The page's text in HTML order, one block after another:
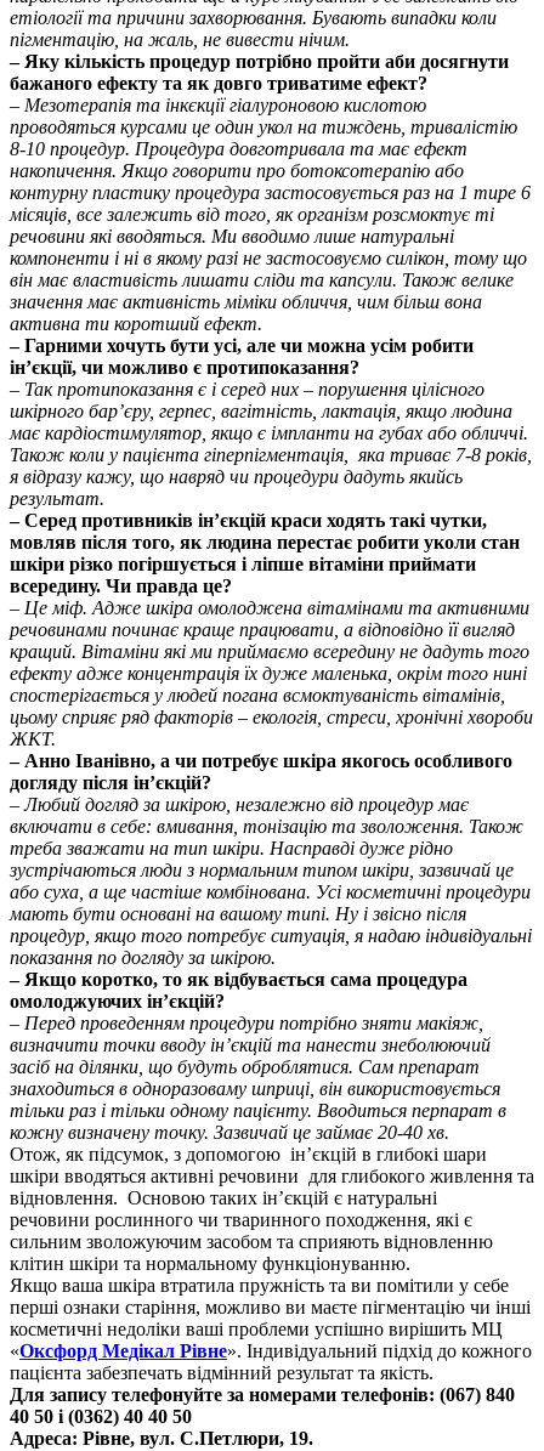
етіології та причини захворювання. Бувають випадки коли
пігментацію, на жаль, не вивести нічим.
– Яку кількість процедур потрібно пройти аби досягнути
бажаного ефекту та як довго триватиме ефект?
– Мезотерапія та інкєкції гіалуроновою кислотою
проводяться курсами це один укол на тиждень, тривалістію
8-10 процедур. Процедура довготривала та має ефект
накопичення. Якщо говорити про ботоксотерапію або
контурну пластику процедура застосовується раз на 1 тире 6
місяців, все залежить від того, як організм розсмоктує ті
речовини які вводяться. Ми вводимо лише натуральні
компоненти і ні в якому разі не застосовуємо силікон, тому що
він має властивість лишати сліди та капсули. Також велике
значення має активність міміки обличчя, чим більш вона
активна ти коротший ефект.
– Гарними хочуть бути усі, але чи можна усім робити
ін’єкції, чи можливо є протипоказання?
– Так протипоказання є і серед них – порушення цілісного
шкірного бар’єру, герпес, вагітність, лактація, якщо людина
має кардіостимулятор, якщо є імпланти на губах або обличчі.
Також коли у пацієнта гіперпігментація, яка триває 7-8 років,
я відразу кажу, що навряд чи процедури дадуть якийсь
результат.
– Серед противників ін’єкцій краси ходять такі чутки,
мовляв після того, як людина перестає робити уколи стан
шкіри різко погіршується і ліпше вітаміни приймати
всередину. Чи правда це?
– Це міф. Адже шкіра омолоджена вітамінами та активними
речовинами починає краще працювати, а відповідно її вигляд
кращий. Вітаміни які ми приймаємо всередину не дадуть того
ефекту адже концентрація їх дуже маленька, окрім того нині
спостерігається у людей погана всмоктуваність вітамінів,
цьому сприяє ряд факторів – екологія, стреси, хронічні хвороби
ЖКТ.
– Анно Іванівно, а чи потребує шкіра якогось особливого
догляду після ін’єкцій?
– Любий догляд за шкірою, незалежно від процедур має
включати в себе: вмивання, тонізацію та зволоження. Також
треба зважати на тип шкіри. Насправді дуже рідно
зустрічаються люди з нормальним типом шкіри, зазвичай це
або суха, а ще частіше комбінована. Усі косметичні процедури
мають бути основані на вашому типі. Ну і звісно після
процедур, якщо того потребує ситуація, я надаю індивідуальні
показання по догляду за шкірою.
– Якщо коротко, то як відбувається сама процедура
омолоджуючих ін’єкцій?
– Перед проведенням процедури потрібно зняти макіяж,
визначити точки вводу ін’єкцій та нанести знеболюючий
засіб на ділянки, що будуть оброблятися. Сам препарат
знаходиться в одноразоваму шприці, він використовується
тільки раз і тільки одному пацієнту. Вводиться перпарат в
кожну визначену точку. Зазвичай це займає 20-40 хв.
Отож, як підсумок, з допомогою ін’єкцій в глибокі шари
шкіри вводяться активні речовини для глибокого живлення та
відновлення. Основою таких ін’єкцій є натуральні
речовини рослинного чи тваринного походження, які є
сильним зволожуючим засобом та сприяють відновленню
клітин шкіри та нормальному функціонуванню.
Якщо ваша шкіра втратила пружність та ви помітили у себе
перші ознаки старіння, можливо ви маєте пігментацію чи інші
косметичні недоліки ваші проблеми успішно вирішить МЦ
«Оксфорд Медікал Рівне». Індивідуальний підхід до кожного
пацієнта забезпечать відмінний результат та якість.
Для запису телефонуйте за номерами телефонів: (067) 840
40 50 і (0362) 40 40 50
Адреса: Рівне, вул. С.Петлюри, 19.